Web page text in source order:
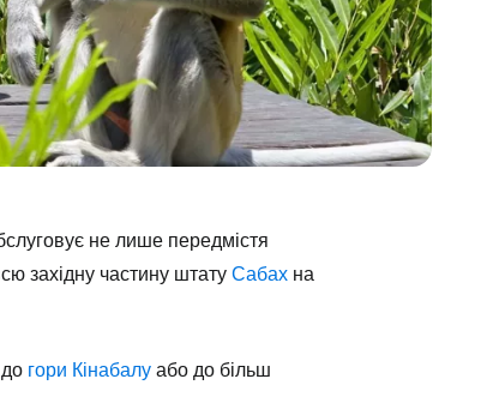
не лише передмістя
західну частину штатуСабах на
гори Кінабалуабо до більш